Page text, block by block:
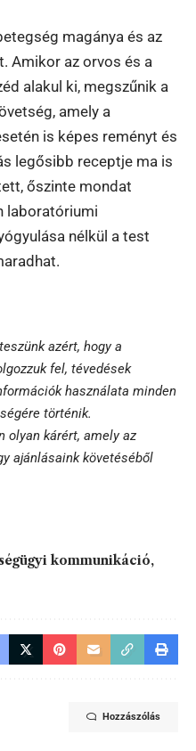
magánya és az
Amikor az orvos és a
alakul ki, megszűnik a
amely a
is képes reményt és
legősibb receptje ma is
őszinte mondat
laboratóriumi
nélkül a test
azért, hogy a
fel, tévedések
használata minden
történik.
olyan kárért, amely az
ajánlásaink követéséből
kommunikáció
Hozzászólás